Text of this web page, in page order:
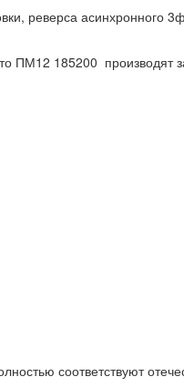
реверса асинхронного
ПМ12 185200
соответствуют